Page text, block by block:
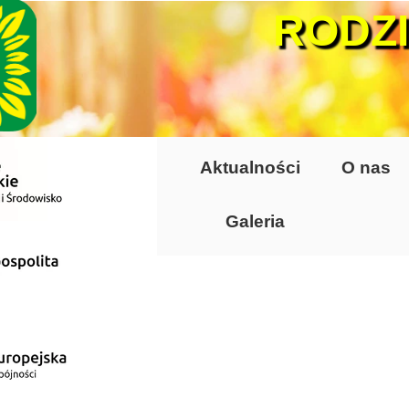
Galeria
Dzień Działkowca
Aktualności O nas